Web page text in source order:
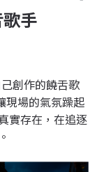
歌手
創作的饒舌歌
現場的氣氛躁起
實存在，在追逐